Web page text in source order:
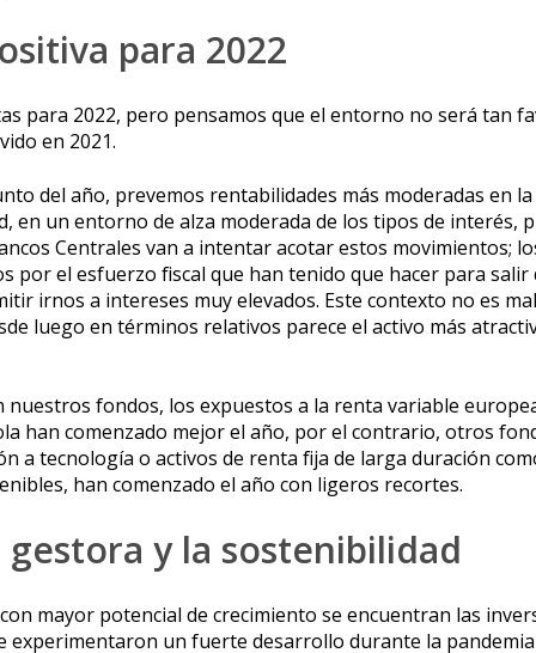
para 2022
para 2022, pero pensamos que el entorno no será tan
en 2021.
del año, prevemos rentabilidades más moderadas en
en un entorno de alza moderada de los tipos de interés,
Centrales van a intentar acotar estos movimientos;
por el esfuerzo fiscal que han tenido que hacer para salir
irnos a intereses muy elevados. Este contexto no es
luego en términos relativos parece el activo más
nuestros fondos, los expuestos a la renta variable
han comenzado mejor el año, por el contrario, otros
a tecnología o activos de renta fija de larga duración
han comenzado el año con ligeros recortes.
y la sostenibilidad
mayor potencial de crecimiento se encuentran las
experimentaron un fuerte desarrollo durante la pandemia